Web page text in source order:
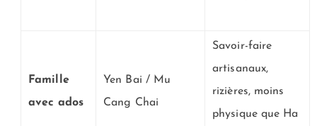
Famille
avec ados
Yen Bai / Mu
Cang Chai
Savoir-faire
artisanaux,
rizières, moins
physique que Ha